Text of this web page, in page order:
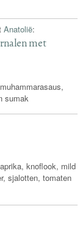
Anatolië:
met
sumak
knoflook, mild
sjalotten, tomaten